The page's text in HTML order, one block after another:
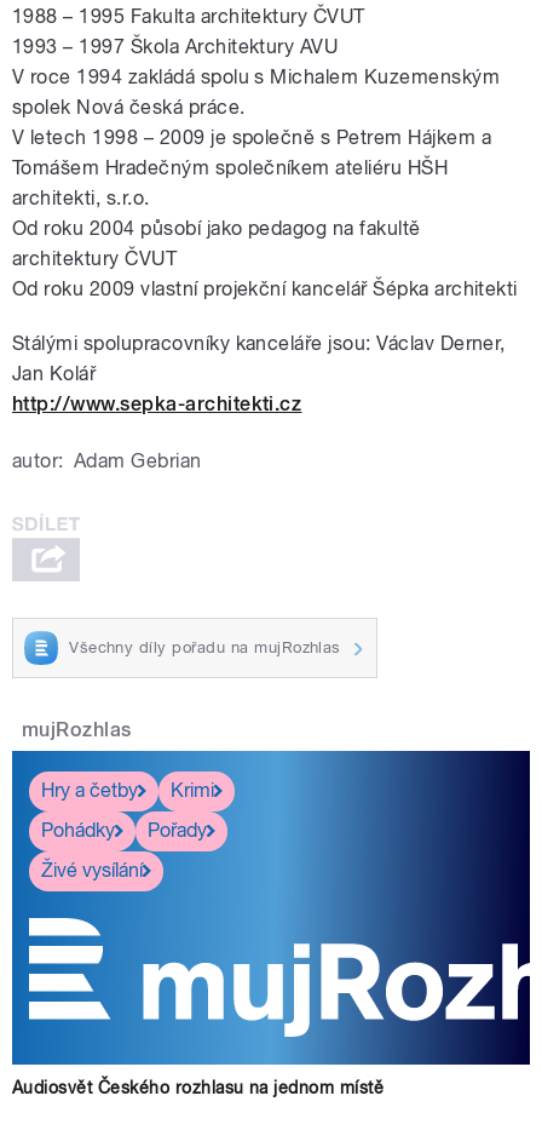
1988 – 1995 Fakulta architektury ČVUT
1993 – 1997 Škola Architektury AVU
V roce 1994 zakládá spolu s Michalem Kuzemenským
spolek Nová česká práce.
V letech 1998 – 2009 je společně s Petrem Hájkem a
Tomášem Hradečným společníkem ateliéru HŠH
architekti, s.r.o.
Od roku 2004 působí jako pedagog na fakultě
architektury ČVUT
Od roku 2009 vlastní projekční kancelář Šépka architekti
Stálými spolupracovníky kanceláře jsou: Václav Derner,
Jan Kolář
http://www.sepka-architekti.cz
autor: Adam Gebrian
Všechny díly pořadu na mujRozhlas
mujRozhlas
Hry a četby
Krimi
Pohádky
Pořady
Živé vysílání
Audiosvět Českého rozhlasu na jednom místě